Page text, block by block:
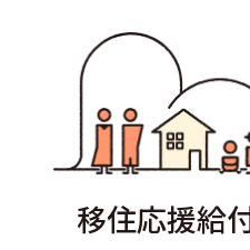
移住応援給